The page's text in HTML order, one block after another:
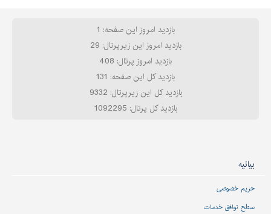
بازدید امروز این صفحه: 1
بازدید امروز این زیرپرتال: 29
بازدید امروز پرتال: 408
بازدید کل این صفحه: 131
بازدید کل این زیرپرتال: 9332
بازدید کل پرتال: 1092295
بیانیه
حریم خصوصی
سطح توافق خدمات